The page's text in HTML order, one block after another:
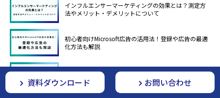
インフルエンサーマーケティングの効果とは？測定方
法やメリット・デメリットについて
初心者向けMicrosoft広告の活用法！登録や広告の最適
化方法も解説
Bing広告の検索ボリュームとは？Bingにリスティング
広告を出稿する方法についても解説
資料ダウンロード お問い合わせ